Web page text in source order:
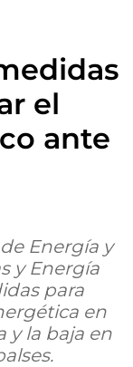
el
ante
Energía y
y Energía
para
en
y la baja en